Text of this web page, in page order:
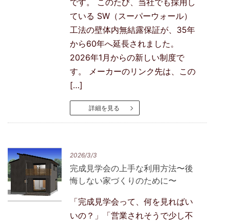
ている SW（スーパーウォール）
工法の壁体内無結露保証が、35年
から60年へ延長されました。
2026年1月からの新しい制度で
す。 メーカーのリンク先は、この
[…]
詳細を見る
2026/3/3
完成見学会の上手な利用方法〜後
悔しない家づくりのために〜
「完成見学会って、何を見ればい
いの？」「営業されそうで少し不